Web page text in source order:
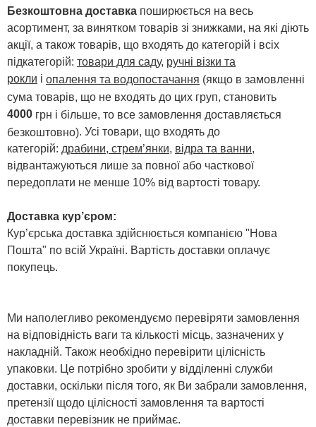
Безкоштовна доставка поширюється на весь
асортимент, за винятком товарів зі знижками, на які діють
акції, а також товарів, що входять до категорій і всіх
підкатегорій: товари для саду, ручні візки та
рокли і опалення та водопостачання (якщо в замовленні
сума товарів, що не входять до цих груп, становить
4000 грн і більше, то все замовлення доставляється
безкоштовно). Усі товари, що входять до
категорій: драбини, стрем’янки, відра та ванни,
відвантажуються лише за повної або часткової
передоплати не менше 10% від вартості товару.
Доставка кур’єром:
Кур’єрська доставка здійснюється компанією "Нова
Пошта" по всій Україні. Вартість доставки оплачує
покупець.
Ми наполегливо рекомендуємо перевіряти замовлення
на відповідність ваги та кількості місць, зазначених у
накладній. Також необхідно перевірити цілісність
упаковки. Це потрібно зробити у відділенні служби
доставки, оскільки після того, як Ви забрали замовлення,
претензії щодо цілісності замовлення та вартості
доставки перевізник не приймає.